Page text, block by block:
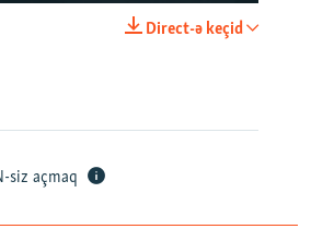
Direct-ə keçid
siz açmaq